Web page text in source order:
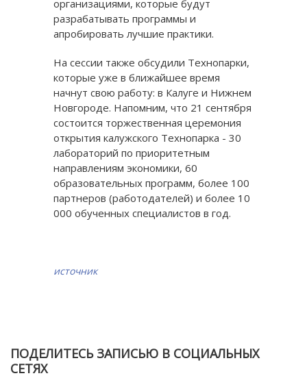
организациями, которые будут
разрабатывать программы и
апробировать лучшие практики.
На сессии также обсудили Технопарки,
которые уже в ближайшее время
начнут свою работу: в Калуге и Нижнем
Новгороде. Напомним, что 21 сентября
состоится торжественная церемония
открытия калужского Технопарка - 30
лабораторий по приоритетным
направлениям экономики, 60
образовательных программ, более 100
партнеров (работодателей) и более 10
000 обученных специалистов в год.
источник
ПОДЕЛИТЕСЬ ЗАПИСЬЮ В СОЦИАЛЬНЫХ
СЕТЯХ